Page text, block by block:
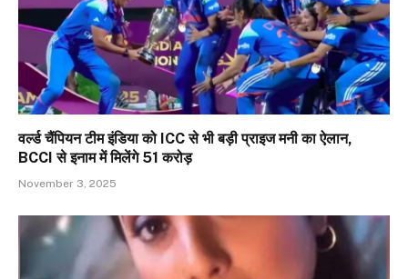
वर्ल्ड चैंपियन टीम इंडिया को ICC से भी बड़ी प्राइज मनी का ऐलान,
BCCI से इनाम में मिलेंगे 51 करोड़
November 3, 2025